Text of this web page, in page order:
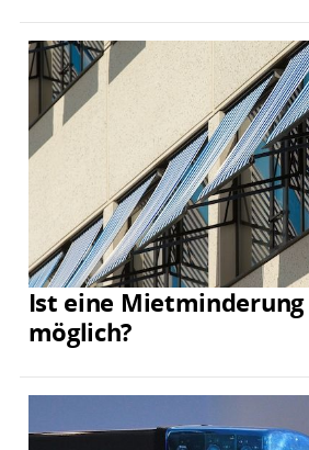
Ist eine
möglich?